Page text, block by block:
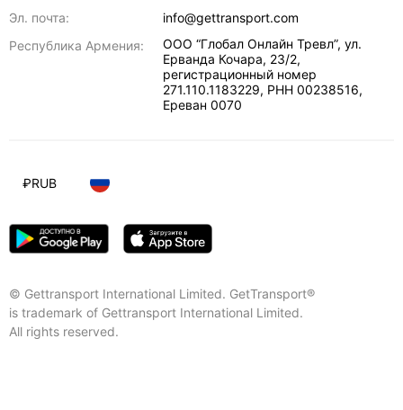
Эл. почта:
info@gettransport.com
Республика Армения:
ООО “Глобал Онлайн Тревл”, ул.
Ерванда Кочара, 23/2,
регистрационный номер
271.110.1183229, РНН 00238516,
Ереван 0070
© Gettransport International Limited. GetTransport®
is trademark of Gettransport International Limited.
All rights reserved.
₽RUB